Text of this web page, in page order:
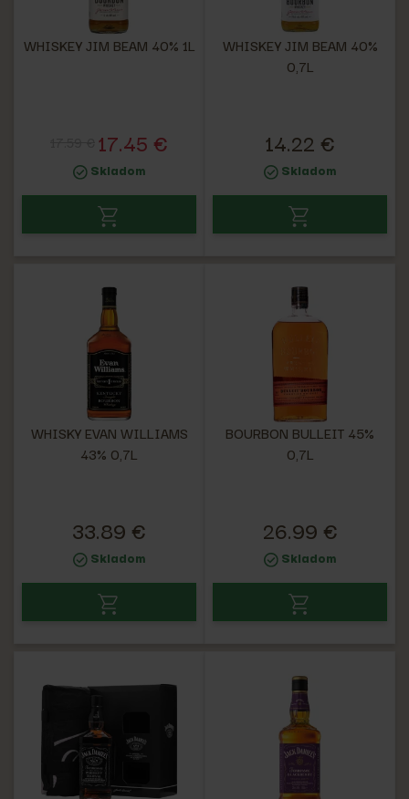
WHISKEY JIM BEAM 40% 1L
17.45 €
Skladom
WHISKEY JIM BEAM 40%
0,7L
14.22 €
Skladom
WHISKY EVAN WILLIAMS
43% 0,7L
33.89 €
Skladom
BOURBON BULLEIT 45%
0,7L
26.99 €
Skladom